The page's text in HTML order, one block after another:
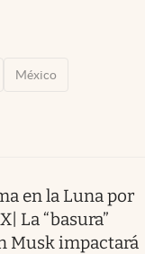
México
en la Luna por
La “basura”
Musk impactará